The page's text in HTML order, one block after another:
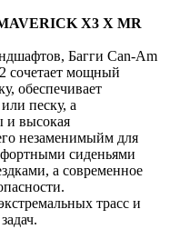
X3 X MR
Багги Can-Am
сочетает мощный
обеспечивает
песку, а
и высокая
незаменимыйм для
сиденьями
а современное
трасс и